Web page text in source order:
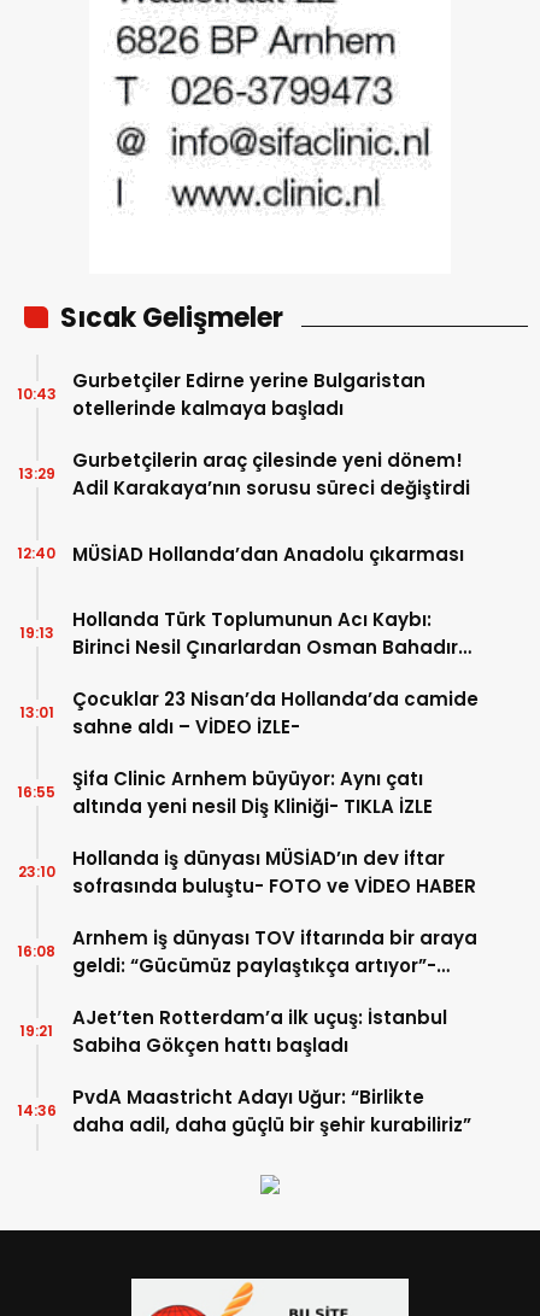
Sıcak Gelişmeler
Gurbetçiler Edirne yerine Bulgaristan
otellerinde kalmaya başladı
10:43
Gurbetçilerin araç çilesinde yeni dönem!
Adil Karakaya’nın sorusu süreci değiştirdi
13:29
MÜSİAD Hollanda’dan Anadolu çıkarması
12:40
Hollanda Türk Toplumunun Acı Kaybı:
Birinci Nesil Çınarlardan Osman Bahadır
19:13
Çocuklar 23 Nisan’da Hollanda’da camide
sahne aldı – VİDEO İZLE-
13:01
Şifa Clinic Arnhem büyüyor: Aynı çatı
altında yeni nesil Diş Kliniği- TIKLA İZLE
16:55
Hollanda iş dünyası MÜSİAD’ın dev iftar
sofrasında buluştu- FOTO ve VİDEO HABER
23:10
Arnhem iş dünyası TOV iftarında bir araya
geldi: “Gücümüz paylaştıkça artıyor”-
16:08
AJet’ten Rotterdam’a ilk uçuş: İstanbul
Sabiha Gökçen hattı başladı
19:21
PvdA Maastricht Adayı Uğur: “Birlikte
daha adil, daha güçlü bir şehir kurabiliriz”
14:36